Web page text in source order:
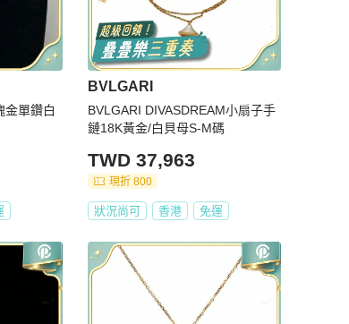
金單鑽白
BVLGARI
BVLGARI DIVASDREAM小扇子手
鏈18K黃金/白貝母S-M碼
TWD 37,963
現折 800
狀況尚可 香港 免運